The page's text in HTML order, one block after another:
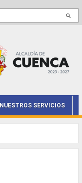
NUESTROS SERVICIOS